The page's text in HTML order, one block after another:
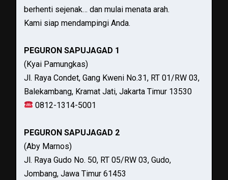
berhenti sejenak… dan mulai menata arah.
Kami siap mendampingi Anda.
PEGURON SAPUJAGAD 1
(Kyai Pamungkas)
Jl. Raya Condet, Gang Kweni No.31, RT 01/RW 03,
Balekambang, Kramat Jati, Jakarta Timur 13530
0812-1314-5001
PEGURON SAPUJAGAD 2
(Aby Marnos)
Jl. Raya Gudo No. 50, RT 05/RW 03, Gudo,
Jombang, Jawa Timur 61453